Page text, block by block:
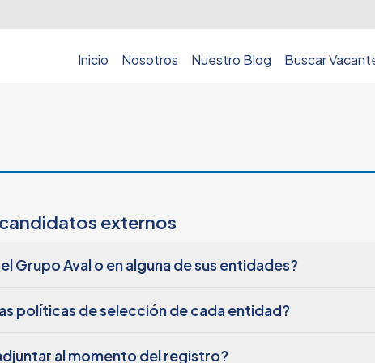
Inicio Nosotros Nuestro Blog Buscar
externos
Grupo Aval o en alguna de sus entidades?
Talento Aval.
y postúlate a las vacantes que se ajusten a tu perfil e intereses.
políticas de selección de cada entidad?
encontrarás los requisitos específicos definidos por la entidad,
al momento del registro?